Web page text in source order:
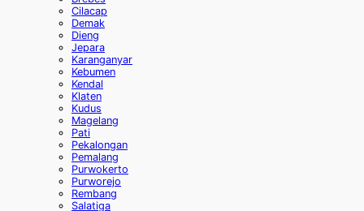
Cilacap
Demak
Dieng
Jepara
Karanganyar
Kebumen
Kendal
Klaten
Kudus
Magelang
Pati
Pekalongan
Pemalang
Purwokerto
Purworejo
Rembang
Salatiga